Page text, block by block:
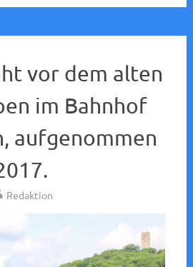
vor dem alten
im Bahnhof
aufgenommen
Redaktion